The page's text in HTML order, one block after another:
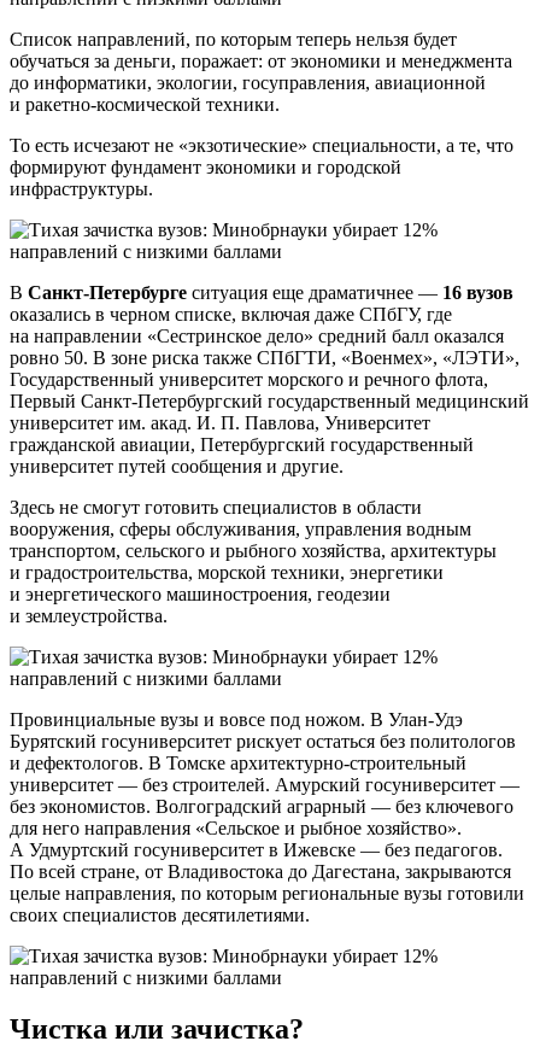
Список направлений, по которым теперь нельзя будет
обучаться за деньги, поражает: от экономики и менеджмента
до информатики, экологии, госуправления, авиационной
и ракетно-космической техники.
То есть исчезают не «экзотические» специальности, а те, что
формируют фундамент экономики и городской
инфраструктуры.
В Санкт-Петербурге ситуация еще драматичнее — 16 вузов
оказались в черном списке, включая даже СПбГУ, где
на направлении «Сестринское дело» средний балл оказался
ровно 50. В зоне риска также СПбГТИ, «Военмех», «ЛЭТИ»,
Государственный университет морского и речного флота,
Первый Санкт-Петербургский государственный медицинский
университет им. акад. И. П. Павлова, Университет
гражданской авиации, Петербургский государственный
университет путей сообщения и другие.
Здесь не смогут готовить специалистов в области
вооружения, сферы обслуживания, управления водным
транспортом, сельского и рыбного хозяйства, архитектуры
и градостроительства, морской техники, энергетики
и энергетического машиностроения, геодезии
и землеустройства.
Провинциальные вузы и вовсе под ножом. В Улан-Удэ
Бурятский госуниверситет рискует остаться без политологов
и дефектологов. В Томске архитектурно-строительный
университет — без строителей. Амурский госуниверситет —
без экономистов. Волгоградский аграрный — без ключевого
для него направления «Сельское и рыбное хозяйство».
А Удмуртский госуниверситет в Ижевске — без педагогов.
По всей стране, от Владивостока до Дагестана, закрываются
целые направления, по которым региональные вузы готовили
своих специалистов десятилетиями.
Чистка или зачистка?